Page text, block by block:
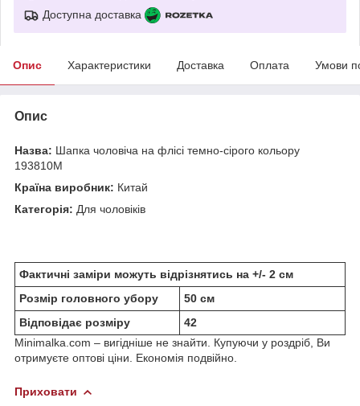
Доступна доставка
Опис Характеристики Доставка Оплата Умови
Опис
Назва: Шапка чоловіча на флісі темно-сірого кольору
193810M
Країна виробник: Китай
Категорія: Для чоловіків
Фактичні заміри можуть відрізнятись на +/- 2 см
Розмір головного убору
50 см
Відповідає розміру
42
Minimalka.com – вигідніше не знайти. Купуючи у роздріб, Ви
отримуєте оптові ціни. Економія подвійно.
Приховати